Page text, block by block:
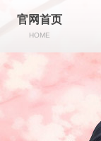
官网首页
HOME